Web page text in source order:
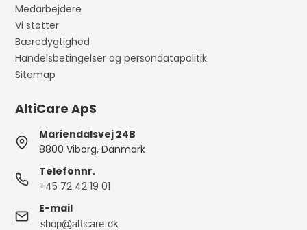
Medarbejdere
Vi støtter
Bæredygtighed
Handelsbetingelser og persondatapolitik
Sitemap
AltiCare ApS
Mariendalsvej 24B
8800 Viborg, Danmark
Telefonnr.
+45 72 42 19 01
E-mail